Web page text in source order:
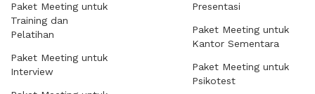
Paket Meeting untuk
Training dan
Pelatihan
Paket Meeting untuk
Interview
Presentasi
Paket Meeting untuk
Kantor Sementara
Paket Meeting untuk
Psikotest